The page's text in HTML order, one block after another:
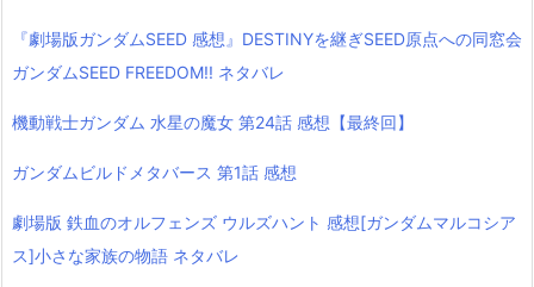
『劇場版ガンダムSEED 感想』DESTINYを継ぎSEED原点への同窓会
ガンダムSEED FREEDOM!! ネタバレ
機動戦士ガンダム 水星の魔女 第24話 感想【最終回】
ガンダムビルドメタバース 第1話 感想
劇場版 鉄血のオルフェンズ ウルズハント 感想[ガンダムマルコシア
ス]小さな家族の物語 ネタバレ